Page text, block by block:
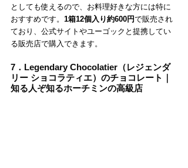
としても使えるので、お料理好きな方には特に
おすすめです。 1箱12個入り約600円で販売され
ており、公式サイトやユーゴックと提携してい
る販売店で購入できます。
7．Legendary Chocolatier（レジェンダ
リー ショコラティエ）のチョコレート｜
知る人ぞ知るホーチミンの高級店